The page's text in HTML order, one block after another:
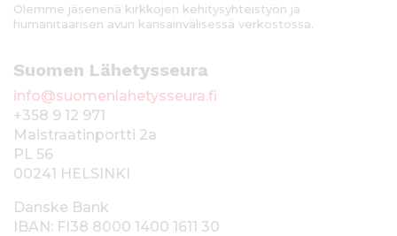
Olemme jäsenenä kirkkojen kehitysyhteistyön ja
humanitaarisen avun kansainvälisessä verkostossa.
Suomen Lähetysseura
info@suomenlahetysseura.fi
+358 9 12 971
Maistraatinportti 2a
PL 56
00241 HELSINKI
Danske Bank
IBAN: FI38 8000 1400 1611 30